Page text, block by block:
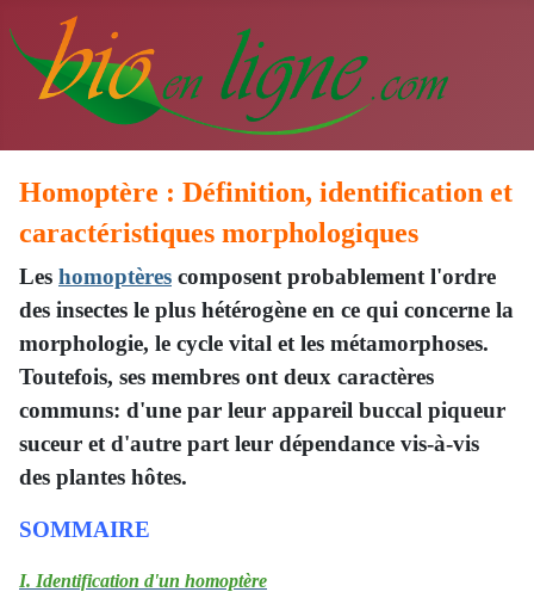
Homoptère : Définition, identification et
caractéristiques morphologiques
Les homoptères composent probablement l'ordre
des insectes le plus hétérogène en ce qui concerne la
morphologie, le cycle vital et les métamorphoses.
Toutefois, ses membres ont deux caractères
communs: d'une par leur appareil buccal piqueur
suceur et d'autre part leur dépendance vis-à-vis
des plantes hôtes.
SOMMAIRE
I. Identification d'un homoptère